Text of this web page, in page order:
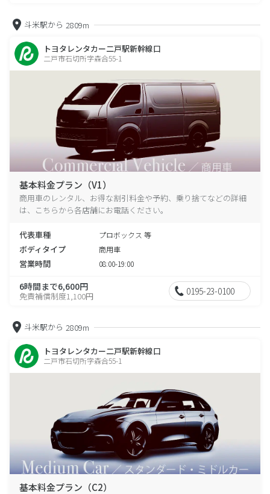
斗米駅から 2809m
トヨタレンタカー二戸駅新幹線口
二戸市石切所字森合55-1
基本料金プラン（V1）
商用車のレンタル、お得な割引料金や予約、乗り捨てなどの詳細
は、こちらから各店舗にお電話ください。
代表車種 プロボックス 等
ボディタイプ 商用車
営業時間 08:00-19:00
6時間まで6,600円
免責補償制度1,100円 0195-23-0100
斗米駅から 2809m
トヨタレンタカー二戸駅新幹線口
二戸市石切所字森合55-1
基本料金プラン（C2）